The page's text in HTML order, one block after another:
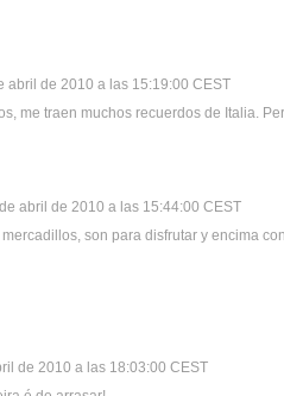
abril de 2010 a las 15:19:00 CEST
me traen muchos recuerdos de Italia.
abril de 2010 a las 15:44:00 CEST
son para disfrutar y encima
de 2010 a las 18:03:00 CEST